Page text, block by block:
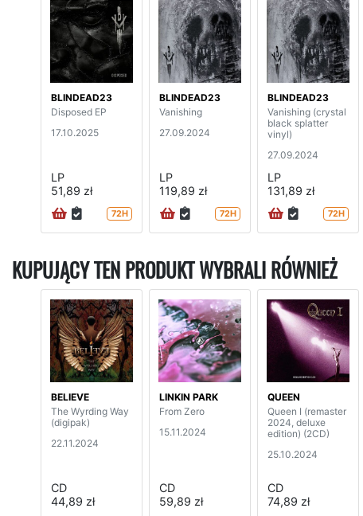
BLINDEAD23
Disposed EP
17.10.2025
LP
51,89 zł
72H
BLINDEAD23
Vanishing
27.09.2024
LP
119,89 zł
72H
BLINDEAD23
Vanishing (crystal
black splatter
vinyl)
27.09.2024
LP
131,89 zł
72H
KUPUJĄCY TEN PRODUKT WYBRALI RÓWNIEŻ
BELIEVE
The Wyrding Way
(digipak)
22.11.2024
CD
44,89 zł
LINKIN PARK
From Zero
15.11.2024
CD
59,89 zł
QUEEN
Queen I (remaster
2024, deluxe
edition) (2CD)
25.10.2024
CD
74,89 zł